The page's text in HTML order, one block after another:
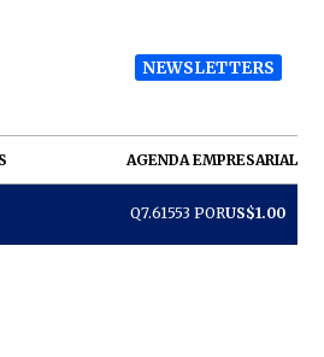
NEWSLETTERS
AGENDA EMPRESARIAL
Q7.61553 PORUS$1.00